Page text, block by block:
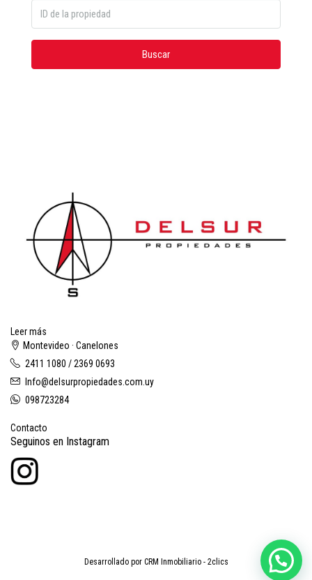
Buscar
Leer más
Montevideo · Canelones
2411 1080 / 2369 0693
Info@delsurpropiedades.com.uy
098723284
Contacto
Seguinos en Instagram
Desarrollado por CRM Inmobiliario - 2clics